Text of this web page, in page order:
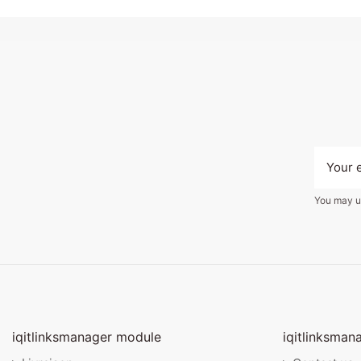
You may
iqitlinksmanager module